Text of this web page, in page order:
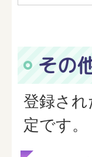
その
登録さ
定です。